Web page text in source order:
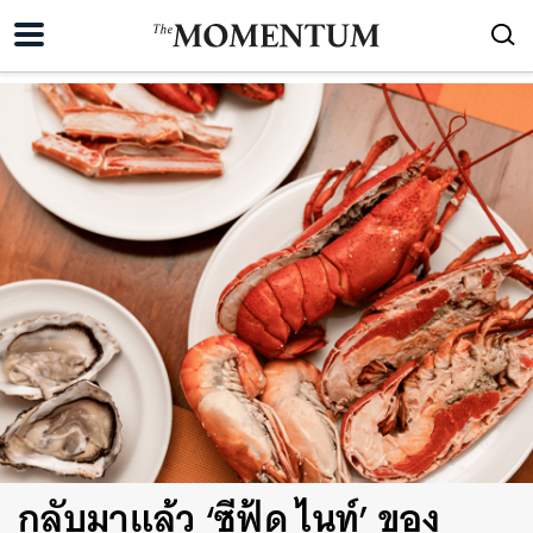
กลับมาแล้ว ‘ซีฟู้ด ไนท์’ ของ